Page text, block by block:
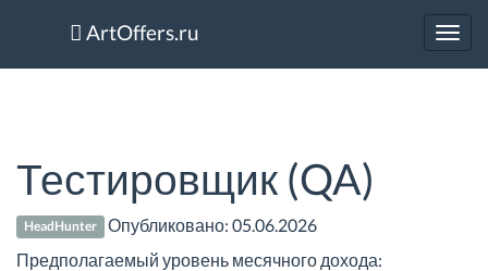
ArtOffers.ru
Тестировщик (QA)
HeadHunter Опубликовано:05.06.2026
Предполагаемый уровень месячного дохода: